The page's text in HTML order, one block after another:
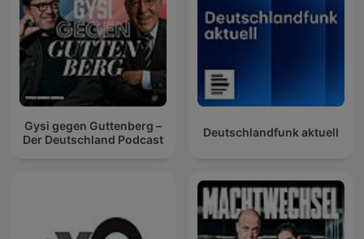
Gysi gegen Guttenberg –
Der Deutschland Podcast
Deutschlandfunk aktuell